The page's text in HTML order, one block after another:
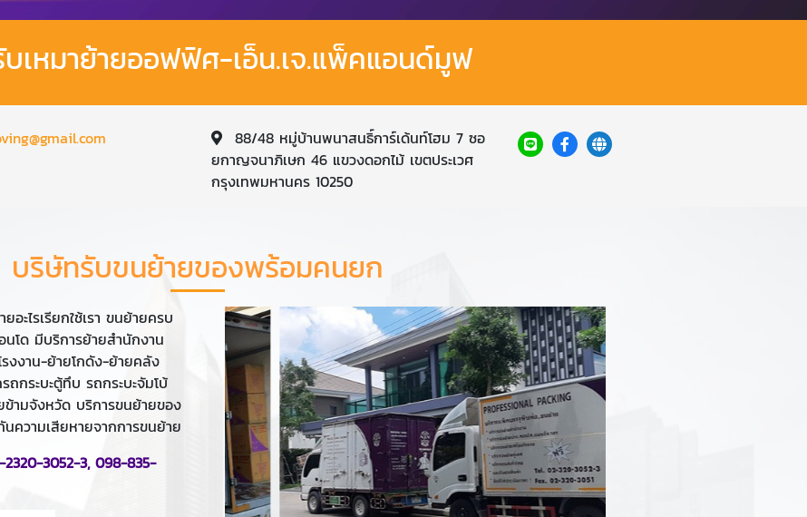
เหมาย้ายออฟฟิศ-เอ็น.เจ.แพ็คแอนด์มูฟ
88/48 หมู่บ้านพนาสนธิ์การ์เด้นท์โฮม 7 ซอ
ยกาญจนาภิเษก 46 แขวงดอกไม้ เขตประเวศ
กรุงเทพมหานคร 10250
บริษัทรับขนย้ายของพร้อมคนยก
ยอะไรเรียกใช้เรา ขนย้ายครบ
โด มีบริการย้ายสำนักงาน
งงาน-ย้ายโกดัง-ย้ายคลัง
กระบะตู้ทึบ รถกระบะจัมโบ้
ามจังหวัด บริการขนย้ายของ
ความเสียหายจากการขนย้าย
3052-3,098-835-